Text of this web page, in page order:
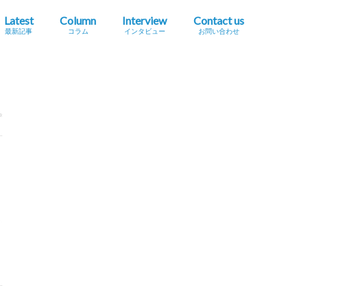
Latest
最新記事
Column
コラム
Interview
インタビュー
Contact us
お問い合わせ